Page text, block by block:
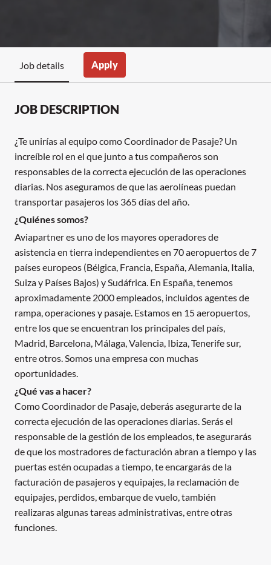
Job details Apply
JOB DESCRIPTION
¿Te unirías al equipo como Coordinador de Pasaje? Un
increíble rol en el que junto a tus compañeros son
responsables de la correcta ejecución de las operaciones
diarias. Nos aseguramos de que las aerolíneas puedan
transportar pasajeros los 365 días del año.
¿Quiénes somos?
Aviapartner es uno de los mayores operadores de
asistencia en tierra independientes en 70 aeropuertos de 7
países europeos (Bélgica, Francia, España, Alemania, Italia,
Suiza y Países Bajos) y Sudáfrica. En España, tenemos
aproximadamente 2000 empleados, incluidos agentes de
rampa, operaciones y pasaje. Estamos en 15 aeropuertos,
entre los que se encuentran los principales del país,
Madrid, Barcelona, Málaga, Valencia, Ibiza, Tenerife sur,
entre otros. Somos una empresa con muchas
oportunidades.
¿Qué vas a hacer?
Como Coordinador de Pasaje, deberás asegurarte de la
correcta ejecución de las operaciones diarias. Serás el
responsable de la gestión de los empleados, te asegurarás
de que los mostradores de facturación abran a tiempo y las
puertas estén ocupadas a tiempo, te encargarás de la
facturación de pasajeros y equipajes, la reclamación de
equipajes, perdidos, embarque de vuelo, también
realizaras algunas tareas administrativas, entre otras
funciones.